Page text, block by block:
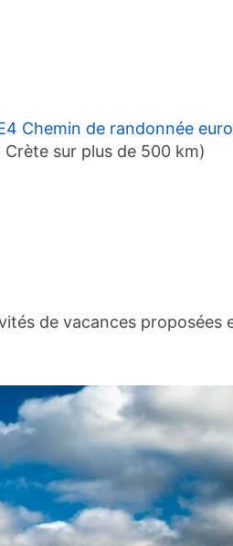
Chemin de randonnée
sur plus de 500 km)
de vacances proposées